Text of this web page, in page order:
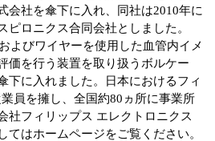
会社を傘下に入れ、同社は2010年に
ピロニクス合同会社としました。
よびワイヤーを使用した血管内イメ
価を行う装置を取り扱うボルケー
下に入れました。日本におけるフィ
員を擁し、全国約80ヵ所に事業所
社フィリップス エレクトロニクス
てはホームページをご覧ください。